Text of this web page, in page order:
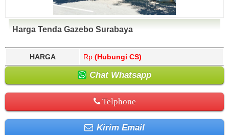
Harga Tenda Gazebo Surabaya
HARGA Rp. (Hubungi CS)
Chat Whatsapp
Telphone
Kirim Email